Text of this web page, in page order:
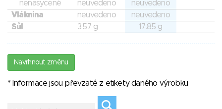
nenasycené
neuvedeno
neuvedeno
Vláknina
neuvedeno
neuvedeno
Sůl
3.57 g 17.85 g
Navrhnout změnu
* Informace jsou převzaté z etikety daného výrobku